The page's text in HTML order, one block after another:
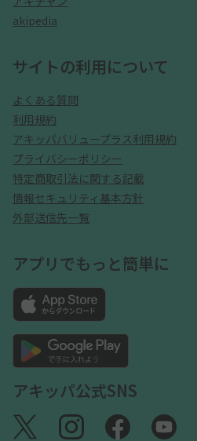
akipedia
サイトの利用について
よくある質問
利用規約
アキッパバリュープラス利用規約
プライバシーポリシー
特定商取引法に関する記載
情報セキュリティ基本方針
外部送信先一覧
アプリでもっと簡単に
アキッパ公式SNS